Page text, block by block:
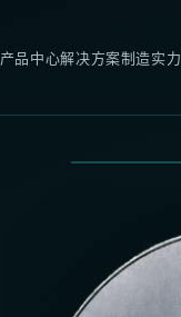
产品中心解决方案制造实力